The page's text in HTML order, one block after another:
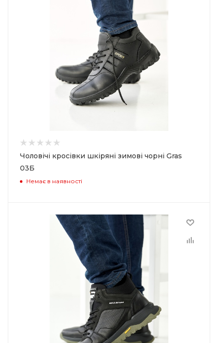
Чоловічі кросівки шкіряні зимові чорні Gras
03Б
Немає в наявності